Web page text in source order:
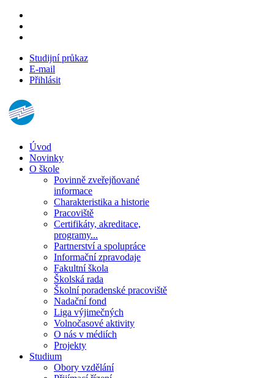
Studijní průkaz
E-mail
Přihlásit
Úvod
Novinky
O škole
Povinně zveřejňované
informace
Charakteristika a historie
Pracoviště
Certifikáty, akreditace,
programy...
Partnerství a spolupráce
Informační zpravodaje
Fakultní škola
Školská rada
Školní poradenské pracoviště
Nadační fond
Liga výjimečných
Volnočasové aktivity
O nás v médiích
Projekty
Studium
Obory vzdělání